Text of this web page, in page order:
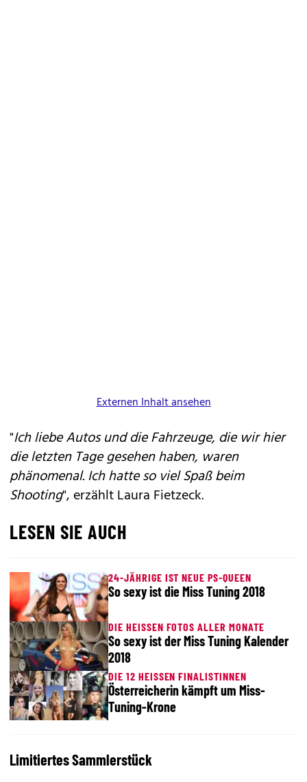
Externen Inhalt ansehen
"Ich liebe Autos und die Fahrzeuge, die wir hier
die letzten Tage gesehen haben, waren
phänomenal. Ich hatte so viel Spaß beim
Shooting", erzählt Laura Fietzeck.
LESEN SIE AUCH
24-JÄHRIGE IST NEUE PS-QUEEN
So sexy ist die Miss Tuning 2018
DIE HEISSEN FOTOS ALLER MONATE
So sexy ist der Miss Tuning Kalender
2018
DIE 12 HEISSEN FINALISTINNEN
Österreicherin kämpft um Miss-
Tuning-Krone
Limitiertes Sammlerstück